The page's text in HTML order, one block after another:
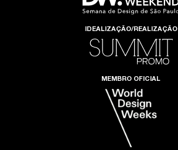
IDEALIZAÇÃO/REALIZAÇÃO
MEMBRO OFICIAL